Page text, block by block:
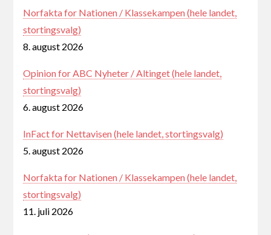
Norfakta for Nationen / Klassekampen (hele landet,
stortingsvalg)
8. august 2026
Opinion for ABC Nyheter / Altinget (hele landet,
stortingsvalg)
6. august 2026
InFact for Nettavisen (hele landet, stortingsvalg)
5. august 2026
Norfakta for Nationen / Klassekampen (hele landet,
stortingsvalg)
11. juli 2026